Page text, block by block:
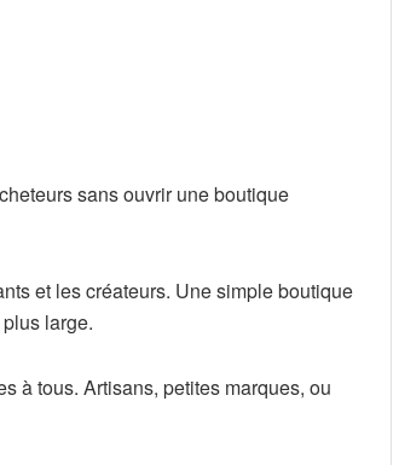
sans ouvrir une boutique
et les créateurs. Une simple boutique
large.
à tous. Artisans, petites marques, ou